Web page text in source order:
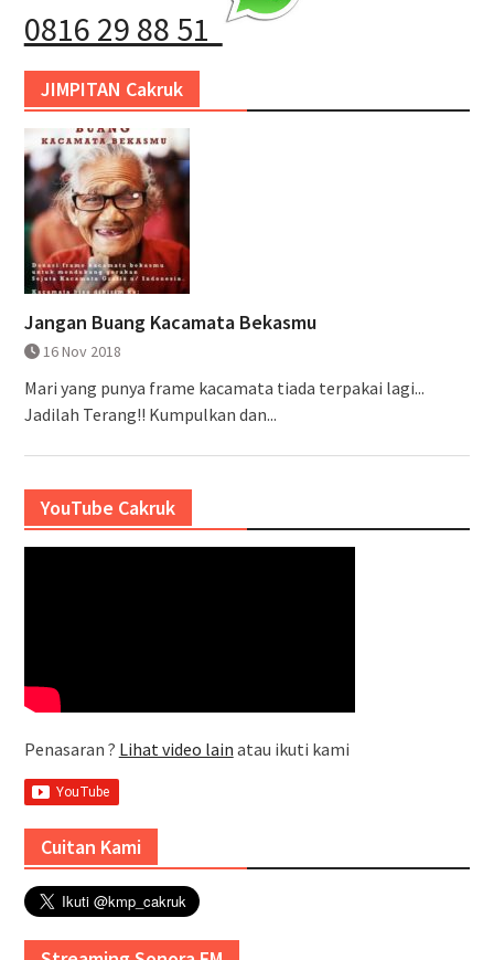
0816 29 88 51
JIMPITAN Cakruk
Jangan Buang Kacamata Bekasmu
16 Nov 2018
Mari yang punya frame kacamata tiada terpakai lagi...
Jadilah Terang!! Kumpulkan dan...
YouTube Cakruk
Penasaran ? Lihat video lain atau ikuti kami
Cuitan Kami